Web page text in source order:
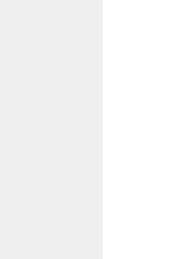
了
疑「慈濟決